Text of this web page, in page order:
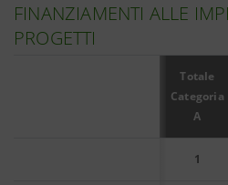
FINANZIAMENTI ALLE
PROGETTI
Totale
Categoria
A
1